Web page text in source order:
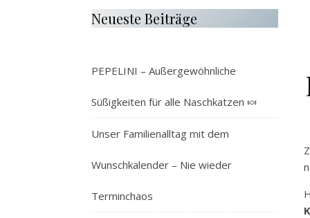
Neueste Beiträge
PEPELINI – Außergewöhnliche
Süßigkeiten für alle Naschkatzen 🍬
Unser Familienalltag mit dem
Wunschkalender – Nie wieder
Terminchaos